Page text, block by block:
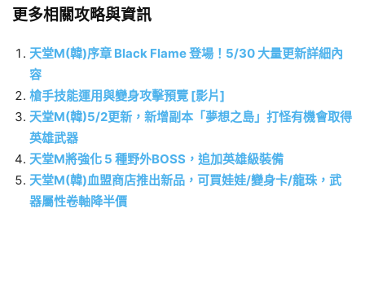
更多相關攻略與資訊
天堂M(韓)序章 Black Flame 登場！5/30 大量更新詳細內
容
槍手技能運用與變身攻擊預覽 [影片]
天堂M(韓)5/2更新，新增副本「夢想之島」打怪有機會取得
英雄武器
天堂M將強化 5 種野外BOSS，追加英雄級裝備
天堂M(韓)血盟商店推出新品，可買娃娃/變身卡/龍珠，武
器屬性卷軸降半價